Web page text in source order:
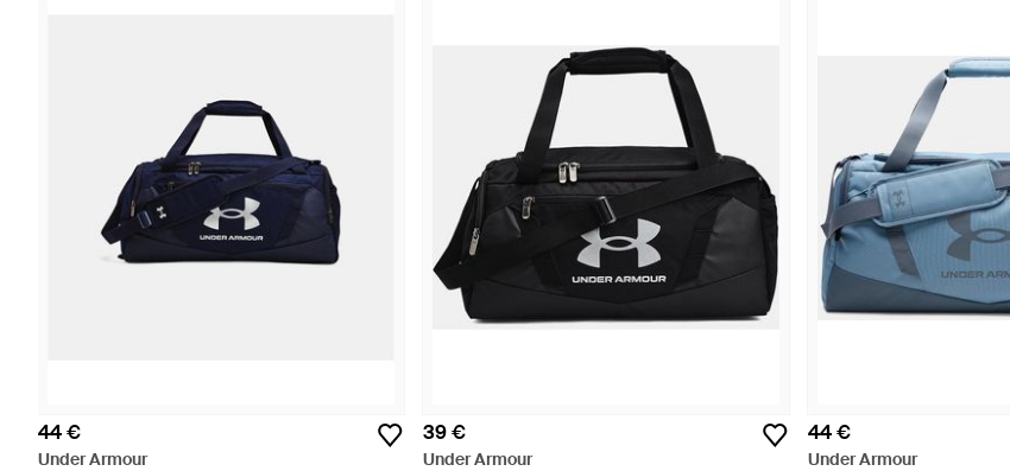
44 €
Under Armour
39 €
Under Armour
44 €
Under Armour